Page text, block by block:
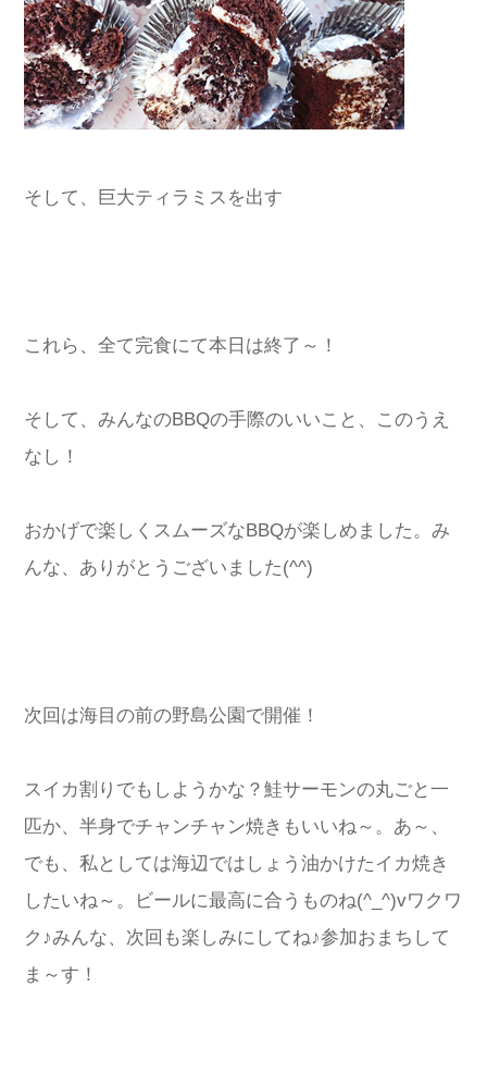
そして、巨大ティラミスを出す
これら、全て完食にて本日は終了～！
そして、みんなのBBQの手際のいいこと、このうえ
なし！
おかげで楽しくスムーズなBBQが楽しめました。み
んな、ありがとうございました(^^)
次回は海目の前の野島公園で開催！
スイカ割りでもしようかな？鮭サーモンの丸ごと一
匹か、半身でチャンチャン焼きもいいね～。あ～、
でも、私としては海辺ではしょう油かけたイカ焼き
したいね～。ビールに最高に合うものね(^_^)vワクワ
ク♪みんな、次回も楽しみにしてね♪参加おまちして
ま～す！